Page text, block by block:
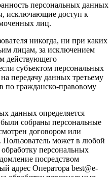
персональных данных
исключающие доступ к
лиц.
никогда, ни при каких
лицам, за исключением
действующего
субъектом персональных
передачу данных третьему
по гражданско-правовому
данных определяется
собраны персональные
договором или
Пользователь может в любой
обработку персональных
посредством
адрес Оператора best@e-